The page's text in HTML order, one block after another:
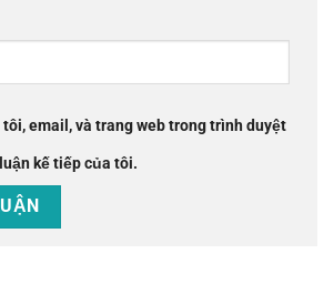
email, và trang web trong trình duyệt
kế tiếp của tôi.